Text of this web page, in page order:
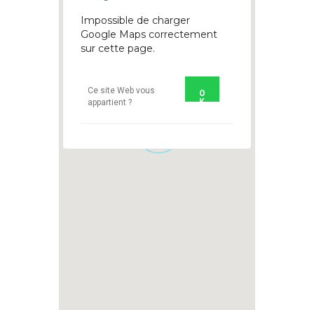
Impossible de charger
Google Maps correctement
sur cette page.
Ce site Web vous
appartient ?
O
K